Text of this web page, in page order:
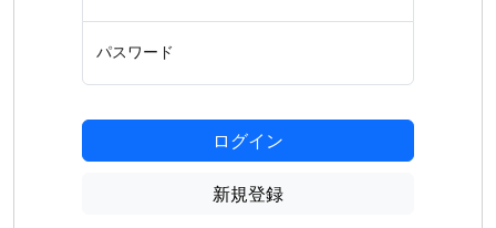
パスワード
ログイン
新規登録